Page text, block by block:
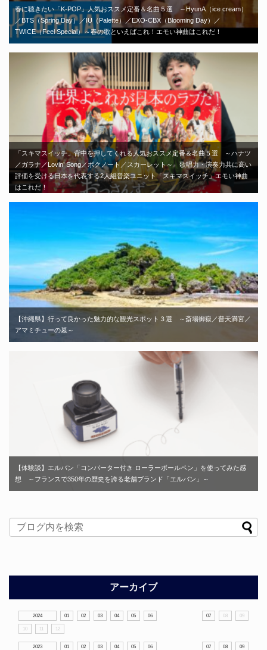
春に聴きたい「K-POP」人気おススメ定番＆名曲５選 ～HyunA（ice cream）
／BTS（Spring Day）／IU（Palette）／EXO-CBX（Blooming Day）／
TWICE（Feel Special）～春の歌といえばこれ！エモい神曲はこれだ！
「スキマスイッチ」背中を押してくれる人気おススメ定番＆名曲５選 ～ハナツ
／ガラナ／Lovin’ Song／ボクノート／スカーレット～ 歌唱力・演奏力共に高い
評価を受ける日本を代表する2人組音楽ユニット「スキマスイッチ」エモい神曲
はこれだ！
【沖縄県】行って良かった魅力的な観光スポット３選 ～斎場御嶽／普天満宮／
アマミチューの墓～
【体験談】エルバン「コンバーター付き ローラーボールペン」を使ってみた感
想 ～フランスで350年の歴史を誇る老舗ブランド「エルバン」～
アーカイブ
2024 01 02 03 04 05 06 07 08 09
10 12
2023 01 02 03 04 05 06 07 08 09